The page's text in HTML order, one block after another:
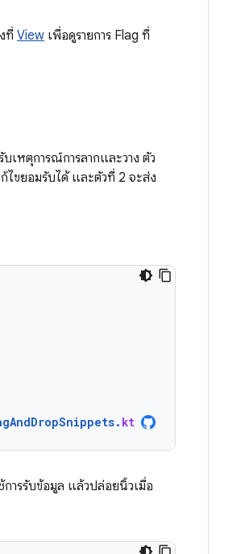
ที่ View เพื่อดูรายการ Flag ที่
เหตุการณ์การลากและวาง ตัว
ไขยอมรับได้ และตัวที่ 2 จะส่ง
. kt
การรับข้อมูล แล้วปล่อยนิ้วเมื่อ